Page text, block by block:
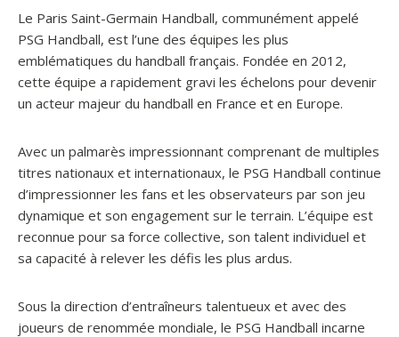
Le Paris Saint-Germain Handball, communément appelé
PSG Handball, est l’une des équipes les plus
emblématiques du handball français. Fondée en 2012,
cette équipe a rapidement gravi les échelons pour devenir
un acteur majeur du handball en France et en Europe.
Avec un palmarès impressionnant comprenant de multiples
titres nationaux et internationaux, le PSG Handball continue
d’impressionner les fans et les observateurs par son jeu
dynamique et son engagement sur le terrain. L’équipe est
reconnue pour sa force collective, son talent individuel et
sa capacité à relever les défis les plus ardus.
Sous la direction d’entraîneurs talentueux et avec des
joueurs de renommée mondiale, le PSG Handball incarne